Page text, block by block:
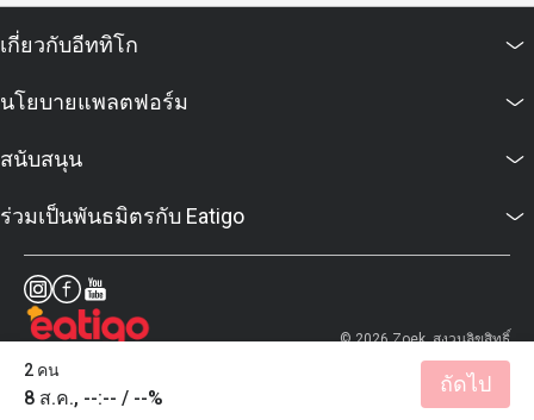
2 คน
8 ส.ค., --:-- / --%
ถัดไป
เกี่ยวกับอีททิโก
นโยบายแพลตฟอร์ม
สนับสนุน
ร่วมเป็นพันธมิตรกับ Eatigo
© 2026 Zoek. สงวนลิขสิทธิ์